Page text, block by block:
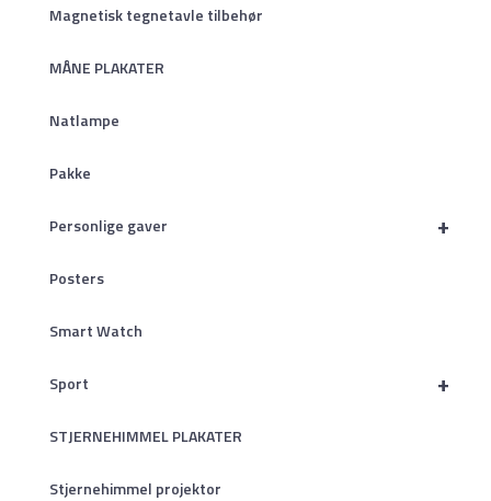
Magnetisk tegnetavle tilbehør
MÅNE PLAKATER
Natlampe
Pakke
+
Personlige gaver
Posters
Smart Watch
+
Sport
STJERNEHIMMEL PLAKATER
Stjernehimmel projektor